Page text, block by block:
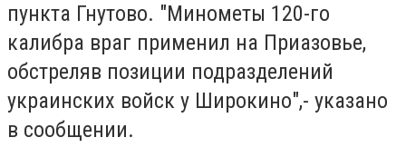
пункта Гнутово. "Минометы 120-го
калибра враг применил на Приазовье,
обстреляв позиции подразделений
украинских войск у Широкино",- указано
в сообщении.